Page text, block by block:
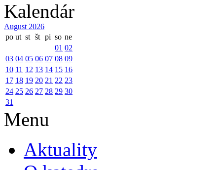
Kalendár
August 2026
po ut st št pi so ne
01 02
03 04 05 06 07 08 09
10 11 12 13 14 15 16
17 18 19 20 21 22 23
24 25 26 27 28 29 30
31
Menu
Aktuality